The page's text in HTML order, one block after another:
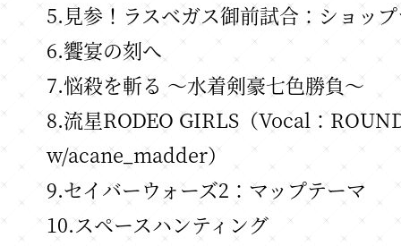
5.見参！ラスベガス御前試合：ショッ
6.饗宴の刻へ
7.悩殺を斬る ～水着剣豪七色勝負～
8.流星RODEO GIRLS（Vocal：
w/acane_madder）
9.セイバーウォーズ2：マップテーマ
10.スペースハンティング